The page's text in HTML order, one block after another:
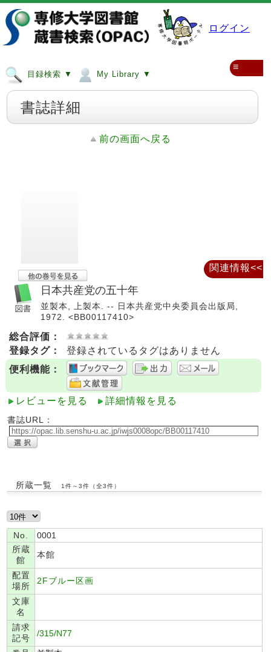
ログイン
目録検索 ▼ My Library ▼
≡
書誌詳細
前の画面へ戻る
日本共産党の五十年
並製本, 上製本. -- 日本共産党中央委員会出版局,
1972. <BB00117410>
総合評価：
登録タグ：
登録されているタグはありません
便利機能：
レビューを見る 詳細情報を見る
書誌URL：
所蔵一覧 1件～3件（全3件）
No.
0001
所蔵
館
本館
配置
場所
2Fブルー区画
文庫
名
請求
記号
/315/N77
関連情報<<